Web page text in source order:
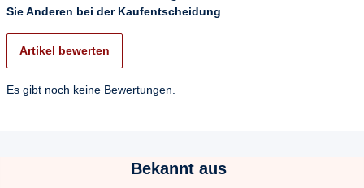
Sie Anderen bei der Kaufentscheidung
Artikel bewerten
Es gibt noch keine Bewertungen.
Bekannt aus